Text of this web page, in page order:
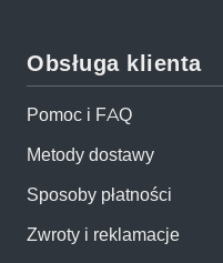
Obsługa klienta
Pomoc i FAQ
Metody dostawy
Sposoby płatności
Zwroty i reklamacje